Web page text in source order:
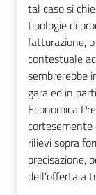
tal caso si
tipologie di
fatturazione,
contestuale
sembrerebbe
gara ed in
Economica
cortesemente
rilievi sopra
precisazione,
dell’offerta a